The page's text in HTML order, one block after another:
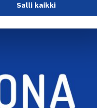
Salli kaikki